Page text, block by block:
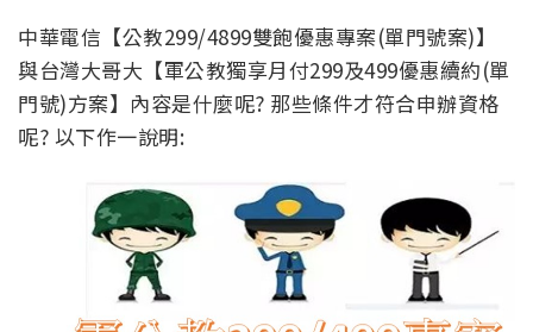
中華電信【公教299/4899雙飽優惠專案(單門號案)】
與台灣大哥大【軍公教獨享月付299及499優惠續約(單
門號)方案】內容是什麼呢? 那些條件才符合申辦資格
呢? 以下作一說明: